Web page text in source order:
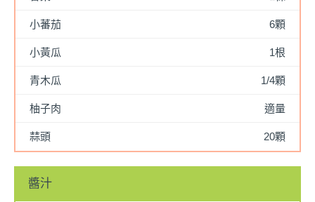
小蕃茄 6顆
小黃瓜 1根
青木瓜 1/4顆
柚子肉 適量
蒜頭 20顆
醬汁